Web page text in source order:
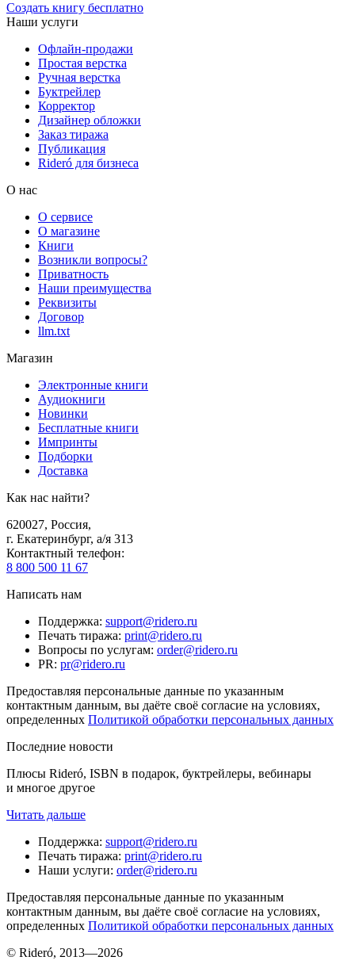
Создать книгу бесплатно
Наши услуги
Офлайн-продажи
Простая верстка
Ручная верстка
Буктрейлер
Корректор
Дизайнер обложки
Заказ тиража
Публикация
Rideró для бизнеса
О нас
О сервисе
О магазине
Книги
Возникли вопросы?
Приватность
Наши преимущества
Реквизиты
Договор
llm.txt
Магазин
Электронные книги
Аудиокниги
Новинки
Бесплатные книги
Импринты
Подборки
Доставка
Как нас найти?
620027, Россия,
г. Екатеринбург, а/я 313
Контактный телефон:
8 800 500 11 67
Написать нам
Поддержка: support@ridero.ru
Печать тиража: print@ridero.ru
Вопросы по услугам: order@ridero.ru
PR: pr@ridero.ru
Предоставляя персональные данные по указанным
контактным данным, вы даёте своё согласие на условиях,
определенных Политикой обработки персональных данных
Последние новости
Плюсы Rideró, ISBN в подарок, буктрейлеры, вебинары
и многое другое
Читать дальше
Поддержка: support@ridero.ru
Печать тиража: print@ridero.ru
Наши услуги: order@ridero.ru
Предоставляя персональные данные по указанным
контактным данным, вы даёте своё согласие на условиях,
определенных Политикой обработки персональных данных
© Rideró, 2013—2026